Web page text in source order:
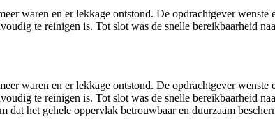
waren en er lekkage ontstond. De opdrachtgever wenste
te reinigen is. Tot slot was de snelle bereikbaarheid
waren en er lekkage ontstond. De opdrachtgever wenste
te reinigen is. Tot slot was de snelle bereikbaarheid
het gehele oppervlak betrouwbaar en duurzaam